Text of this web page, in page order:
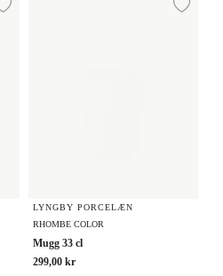
Lägg till i önskelista
LYNGBY PORCELÆN
RHOMBE COLOR
Mugg 33 cl
299,00 kr